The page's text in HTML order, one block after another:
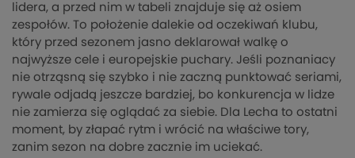
lidera, a przed nim w tabeli znajduje się aż osiem
zespołów. To położenie dalekie od oczekiwań klubu,
który przed sezonem jasno deklarował walkę o
najwyższe cele i europejskie puchary. Jeśli poznaniacy
nie otrząsną się szybko i nie zaczną punktować seriami,
rywale odjadą jeszcze bardziej, bo konkurencja w lidze
nie zamierza się oglądać za siebie. Dla Lecha to ostatni
moment, by złapać rytm i wrócić na właściwe tory,
zanim sezon na dobre zacznie im uciekać.